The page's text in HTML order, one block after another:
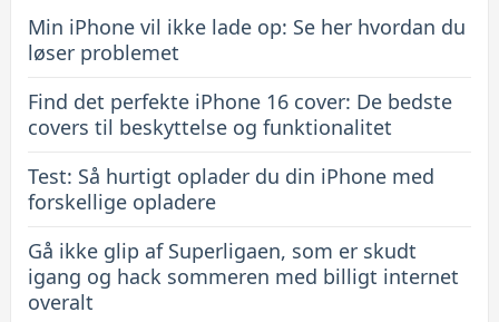
til
beskyttelse
funktionalitet
Min iPhone vil ikke lade op: Se her hvordan du
løser problemet
Find det perfekte iPhone 16 cover: De bedste
covers til beskyttelse og funktionalitet
Test: Så hurtigt oplader du din iPhone med
forskellige opladere
Gå ikke glip af Superligaen, som er skudt
igang og hack sommeren med billigt internet
overalt